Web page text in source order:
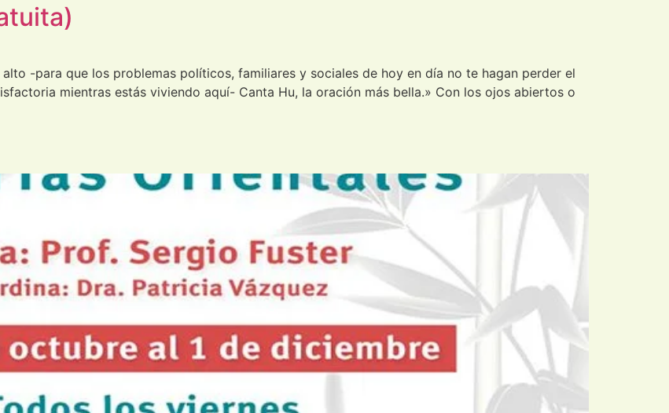
-para que los problemas políticos, familiares y sociales de hoy en día no te hagan perder el
mientras estás viviendo aquí- Canta Hu, la oración más bella.» Con los ojos abiertos o